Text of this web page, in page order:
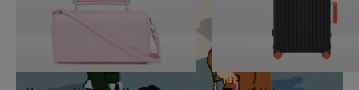
PAUSE,
APPUYEZ
SUR
DÉSACTIVÉ.
VEUILLEZ